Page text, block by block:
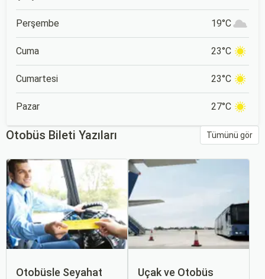
Perşembe 19°C
Cuma 23°C
Cumartesi 23°C
Pazar 27°C
Otobüs Bileti Yazıları Tümünü gör
Otobüsle Seyahat
Uçak ve Otobüs